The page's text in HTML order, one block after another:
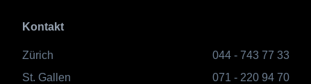
Kontakt
Zürich
044 - 743 77 33
St. Gallen
071 - 220 94 70